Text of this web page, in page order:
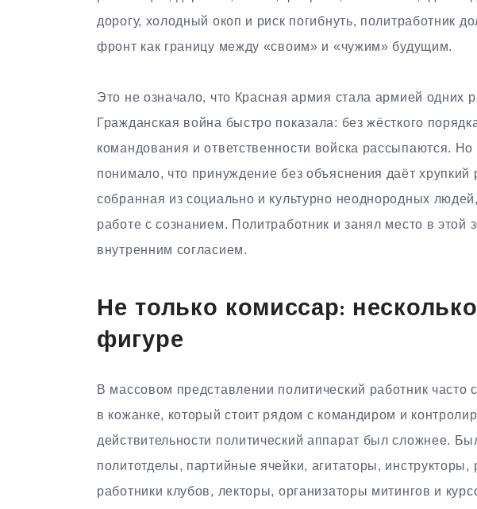
дорогу, холодный окоп и риск погибнуть, политработник
фронт как границу между «своим» и «чужим» будущим.
Это не означало, что Красная армия стала армией одних
Гражданская война быстро показала: без жёсткого
командования и ответственности войска рассыпаются.
понимало, что принуждение без объяснения даёт хрупкий
собранная из социально и культурно неоднородных
работе с сознанием. Политработник и занял место в этой
внутренним согласием.
Не только комиссар:
фигуре
В массовом представлении политический работник часто
в кожанке, который стоит рядом с командиром и
действительности политический аппарат был сложнее.
политотделы, партийные ячейки, агитаторы, инструкторы,
работники клубов, лекторы, организаторы митингов и